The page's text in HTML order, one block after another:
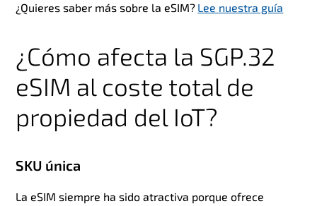
¿Quieres saber más sobre la eSIM? Lee nuestra guía
¿Cómo afecta la SGP.32
eSIM al coste total de
propiedad del IoT?
SKU única
La eSIM siempre ha sido atractiva porque ofrece